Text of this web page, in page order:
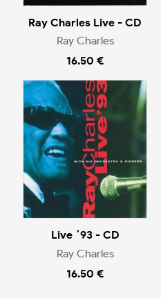
Ray Charles Live - CD
Ray Charles
16.50 €
Live ´93 - CD
Ray Charles
16.50 €